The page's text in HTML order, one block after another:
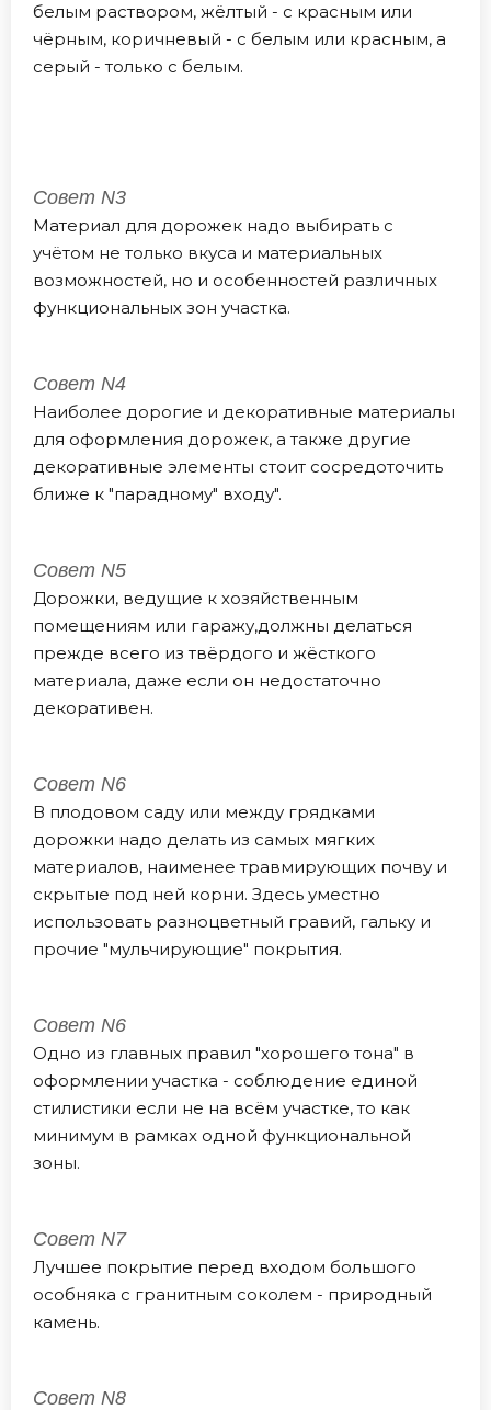
белым раствором, жёлтый - с красным или
чёрным, коричневый - с белым или красным, а
серый - только с белым.
Совет N3
Материал для дорожек надо выбирать с
учётом не только вкуса и материальных
возможностей, но и особенностей различных
функциональных зон участка.
Совет N4
Наиболее дорогие и декоративные материалы
для оформления дорожек, а также другие
декоративные элементы стоит сосредоточить
ближе к "парадному" входу".
Совет N5
Дорожки, ведущие к хозяйственным
помещениям или гаражу,должны делаться
прежде всего из твёрдого и жёсткого
материала, даже если он недостаточно
декоративен.
Совет N6
В плодовом саду или между грядками
дорожки надо делать из самых мягких
материалов, наименее травмирующих почву и
скрытые под ней корни. Здесь уместно
использовать разноцветный гравий, гальку и
прочие "мульчирующие" покрытия.
Совет N6
Одно из главных правил "хорошего тона" в
оформлении участка - соблюдение единой
стилистики если не на всём участке, то как
минимум в рамках одной функциональной
зоны.
Совет N7
Лучшее покрытие перед входом большого
особняка с гранитным соколем - природный
камень.
Совет N8